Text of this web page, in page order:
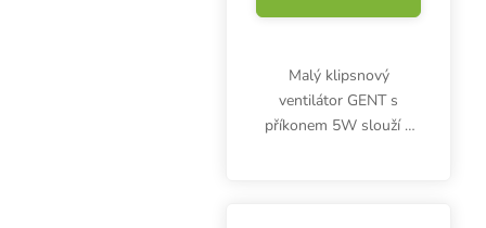
Malý klipsnový
ventilátor GENT s
příkonem 5W slouží k